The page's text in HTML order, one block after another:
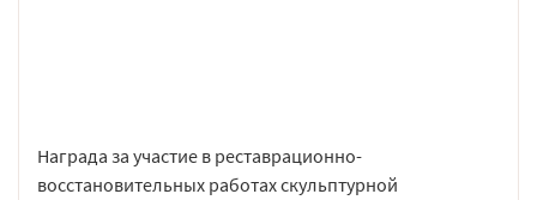
Награда за участие в реставрационно-
восстановительных работах скульптурной